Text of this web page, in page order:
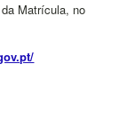
Matrícula, no